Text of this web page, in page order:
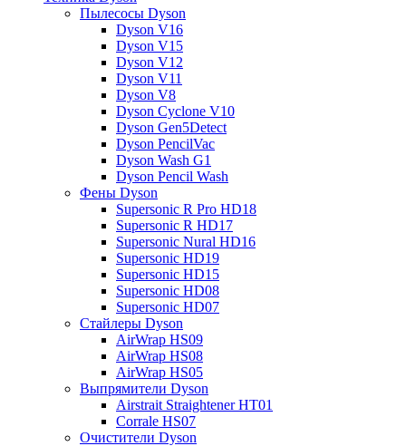
Пылесосы Dyson
Dyson V16
Dyson V15
Dyson V12
Dyson V11
Dyson V8
Dyson Cyclone V10
Dyson Gen5Detect
Dyson PencilVac
Dyson Wash G1
Dyson Pencil Wash
Фены Dyson
Supersonic R Pro HD18
Supersonic R HD17
Supersonic Nural HD16
Supersonic HD19
Supersonic HD15
Supersonic HD08
Supersonic HD07
Стайлеры Dyson
AirWrap HS09
AirWrap HS08
AirWrap HS05
Выпрямители Dyson
Airstrait Straightener HT01
Corrale HS07
Очистители Dyson